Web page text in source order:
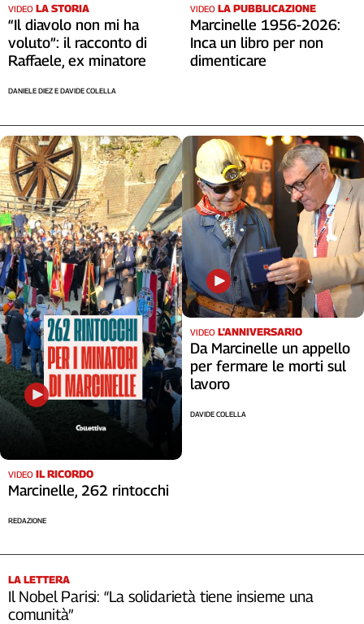
Puglia
Sardegna
Sicilia
Trentino
Valle
D'Aosta
Veneto
Archivio
Storico
1955-
2014
Cerca
Contatti
La
Newsletter
Social
VIDEO LA STORIA
“Il diavolo non mi ha
voluto”: il racconto di
Raffaele, ex minatore
DANIELE DIEZ E DAVIDE COLELLA
VIDEO LA PUBBLICAZIONE
Marcinelle 1956-2026:
Inca un libro per non
dimenticare
VIDEO IL RICORDO
Marcinelle, 262 rintocchi
REDAZIONE
VIDEO L'ANNIVERSARIO
Da Marcinelle un appello
per fermare le morti sul
lavoro
DAVIDE COLELLA
LA LETTERA
Il Nobel Parisi: “La solidarietà tiene insieme una
comunità”